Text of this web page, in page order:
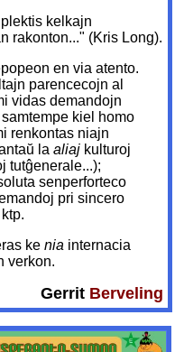
kelkajn
rakonton..." (Kris Long).
en via atento.
parencecojn al
vidas demandojn
kiel homo
renkontas niajn
laaliaj kulturoj
tutĝenerale...);
senperforteco
pri sincero
kenia internacia
verkon.
Gerrit Berveling